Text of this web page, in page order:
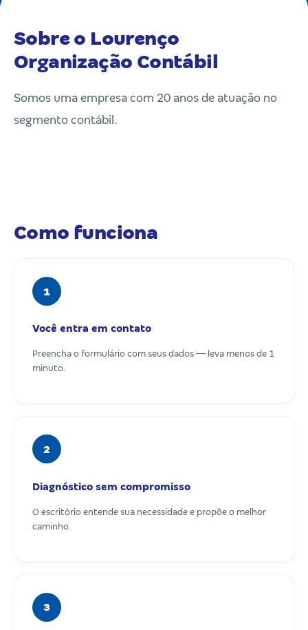
Sobre o Lourenço
Organização Contábil
Somos uma empresa com 20 anos de atuação no
segmento contábil.
Como funciona
1
Você entra em contato
Preencha o formulário com seus dados — leva menos de 1
minuto.
2
Diagnóstico sem compromisso
O escritório entende sua necessidade e propõe o melhor
caminho.
3